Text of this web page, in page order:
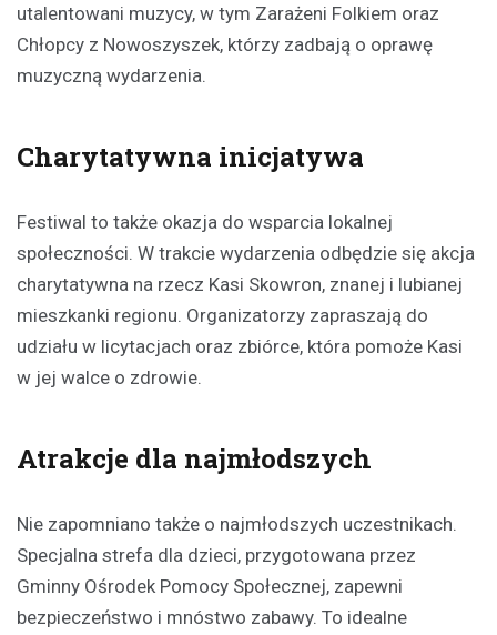
utalentowani muzycy, w tym Zarażeni Folkiem oraz
Chłopcy z Nowoszyszek, którzy zadbają o oprawę
muzyczną wydarzenia.
Charytatywna inicjatywa
Festiwal to także okazja do wsparcia lokalnej
społeczności. W trakcie wydarzenia odbędzie się akcja
charytatywna na rzecz Kasi Skowron, znanej i lubianej
mieszkanki regionu. Organizatorzy zapraszają do
udziału w licytacjach oraz zbiórce, która pomoże Kasi
w jej walce o zdrowie.
Atrakcje dla najmłodszych
Nie zapomniano także o najmłodszych uczestnikach.
Specjalna strefa dla dzieci, przygotowana przez
Gminny Ośrodek Pomocy Społecznej, zapewni
bezpieczeństwo i mnóstwo zabawy. To idealne